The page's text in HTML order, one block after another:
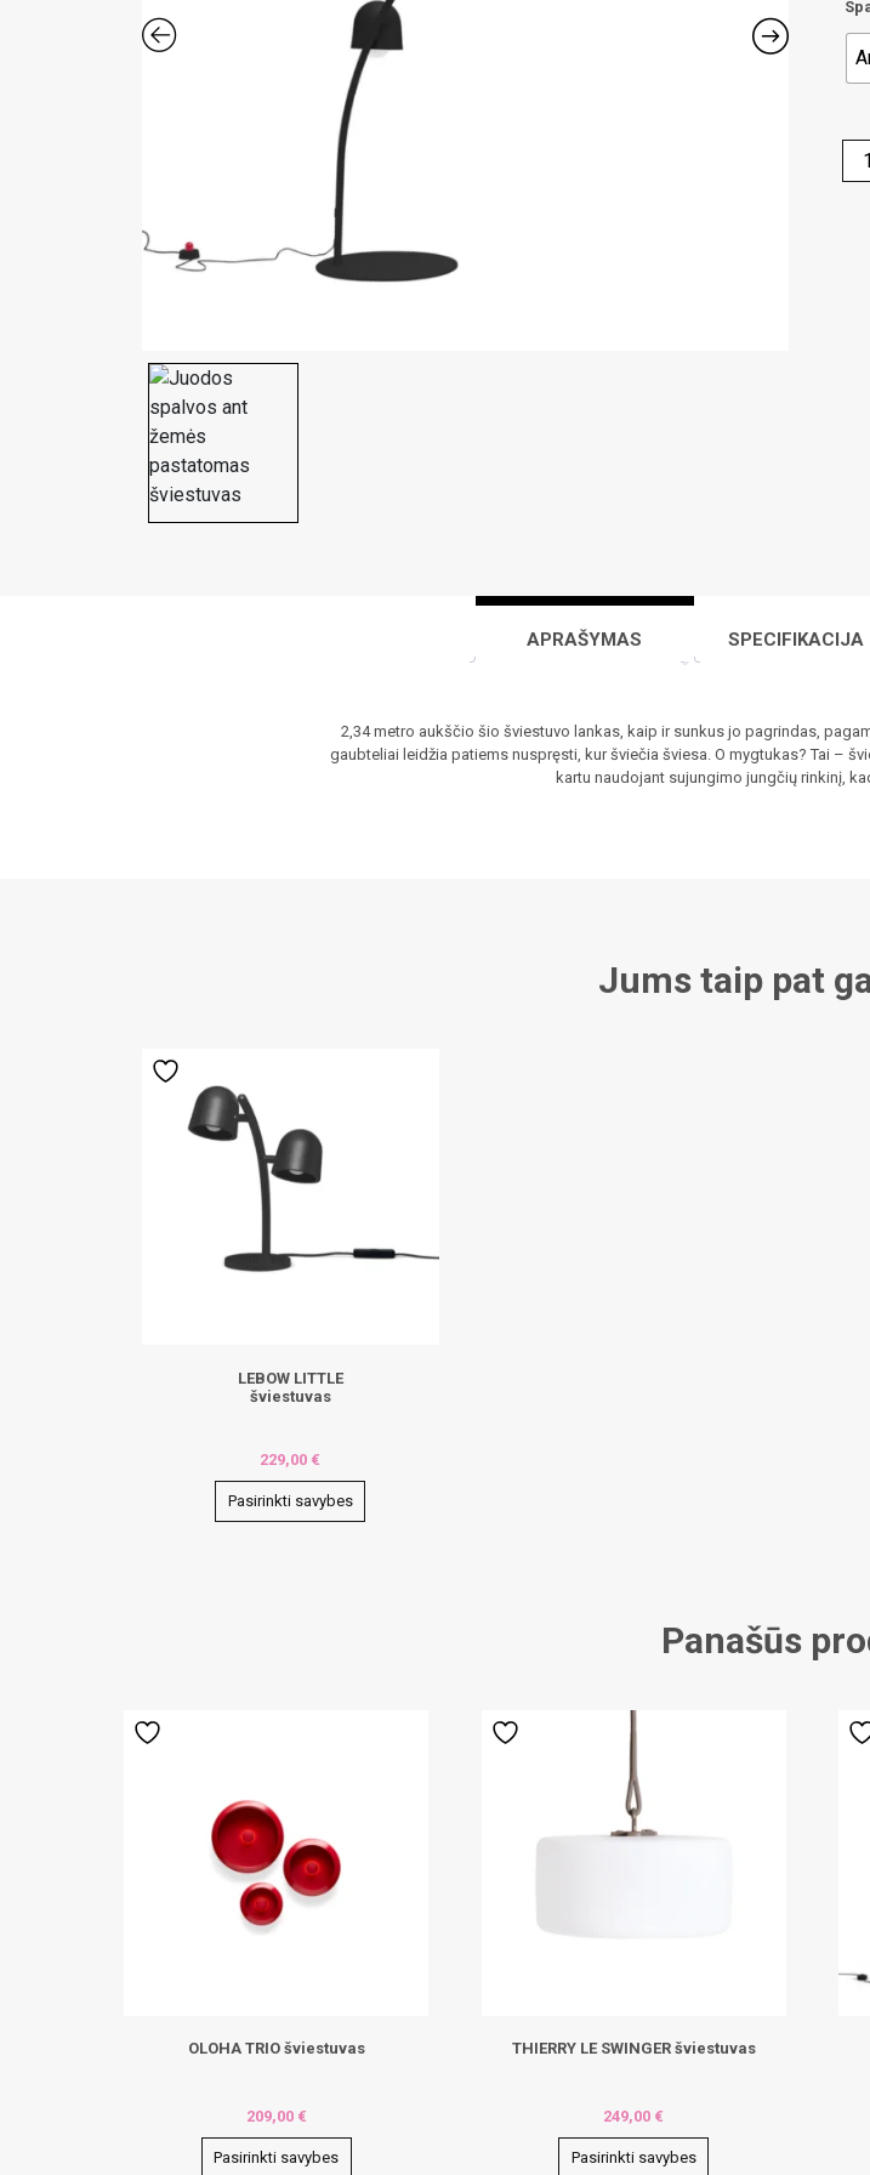
APRAŠYMAS SPECIFIKACIJA
2,34 metro aukščio šio šviestuvo lankas, kaip ir sunkus jo pagrindas,
gaubteliai leidžia patiems nuspręsti, kur šviečia šviesa. O mygtukas? Tai –
kartu naudojant sujungimo jungčių rinkinį,
Jums taip pat
LEBOW LITTLE
šviestuvas
229,00 €
Pasirinkti savybes
may
Panašūs
OLOHA TRIO šviestuvas
209,00 €
Pasirinkti savybes
THIERRY LE SWINGER šviestuvas
249,00 €
Pasirinkti savybes